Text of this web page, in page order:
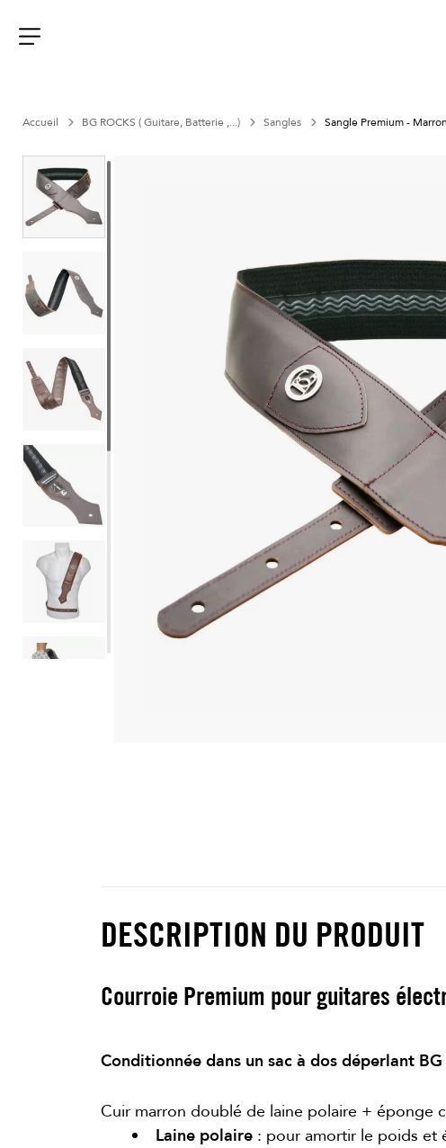
contenu
Accueil BG ROCKS ( Guitare, Batterie ,...) Sangles Sangle Premium - Marron
DESCRIPTION DU PRODUIT
Courroie Premium pour guitares
Conditionnée dans un sac à dos déperlant
Cuir marron doublé de laine polaire + éponge
Laine polaire : pour amortir le poids et